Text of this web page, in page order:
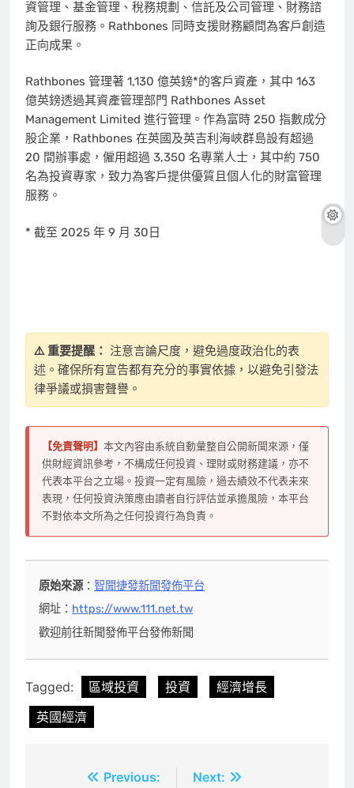
資管理、基金管理、稅務規劃、信託及公司管理、財務諮
詢及銀行服務。Rathbones 同時支援財務顧問為客戶創造
正向成果。
Rathbones 管理著 1,130 億英鎊*的客戶資產，其中 163
億英鎊透過其資產管理部門 Rathbones Asset
Management Limited 進行管理。作為富時 250 指數成分
股企業，Rathbones 在英國及英吉利海峽群島設有超過
20 間辦事處，僱用超過 3,350 名專業人士，其中約 750
名為投資專家，致力為客戶提供優質且個人化的財富管理
服務。
* 截至 2025 年 9 月 30日
⚠️ 重要提醒： 注意言論尺度，避免過度政治化的表
述。確保所有宣告都有充分的事實依據，以避免引發法
律爭議或損害聲譽。
【免責聲明】 本文內容由系統自動彙整自公開新聞來源，僅
供財經資訊參考，不構成任何投資、理財或財務建議，亦不
代表本平台之立場。投資一定有風險，過去績效不代表未來
表現，任何投資決策應由讀者自行評估並承擔風險，本平台
不對依本文所為之任何投資行為負責。
原始來源：智聞捷發新聞發佈平台
網址： https://www.111.net.tw
歡迎前往新聞發佈平台發佈新聞
Tagged: 區域投資 投資
經濟增長
英國經濟
Previous:
Next: